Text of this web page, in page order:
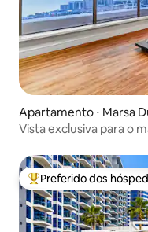
Apartamento ⋅ Marsa
Vista exclusiva para o
Entre os melhores
Preferido dos